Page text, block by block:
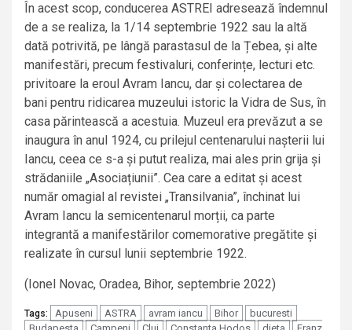
În acest scop, conducerea ASTREI adresează îndemnul
de a se realiza, la 1/14 septembrie 1922 sau la altă
dată potrivită, pe lângă parastasul de la Țebea, și alte
manifestări, precum festivaluri, conferințe, lecturi etc.
privitoare la eroul Avram Iancu, dar și colectarea de
bani pentru ridicarea muzeului istoric la Vidra de Sus, în
casa părintească a acestuia. Muzeul era prevăzut a se
inaugura în anul 1924, cu prilejul centenarului nașterii lui
Iancu, ceea ce s-a și putut realiza, mai ales prin grija și
strădaniile „Asociațiunii”. Cea care a editat și acest
număr omagial al revistei „Transilvania”, închinat lui
Avram Iancu la semicentenarul morții, ca parte
integrantă a manifestărilor comemorative pregătite și
realizate în cursul lunii septembrie 1922.
(Ionel Novac, Oradea, Bihor, septembrie 2022)
Tags: Apuseni ASTRA avram iancu Bihor
bucuresti